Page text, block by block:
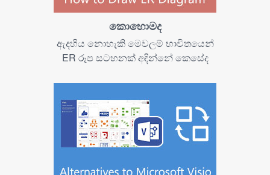
කොහොමද
ඇදහිය නොහැකි මෙවලම් භාවිතයෙන්
ER රූප සටහනක් අඳින්නේ කෙසේද